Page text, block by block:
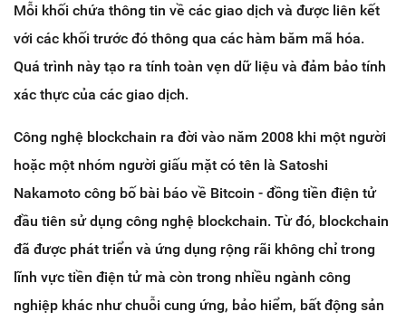
Mỗi khối chứa thông tin về các giao dịch và được liên kết
với các khối trước đó thông qua các hàm băm mã hóa.
Quá trình này tạo ra tính toàn vẹn dữ liệu và đảm bảo tính
xác thực của các giao dịch.
Công nghệ blockchain ra đời vào năm 2008 khi một người
hoặc một nhóm người giấu mặt có tên là Satoshi
Nakamoto công bố bài báo về Bitcoin - đồng tiền điện tử
đầu tiên sử dụng công nghệ blockchain. Từ đó, blockchain
đã được phát triển và ứng dụng rộng rãi không chỉ trong
lĩnh vực tiền điện tử mà còn trong nhiều ngành công
nghiệp khác như chuỗi cung ứng, bảo hiểm, bất động sản